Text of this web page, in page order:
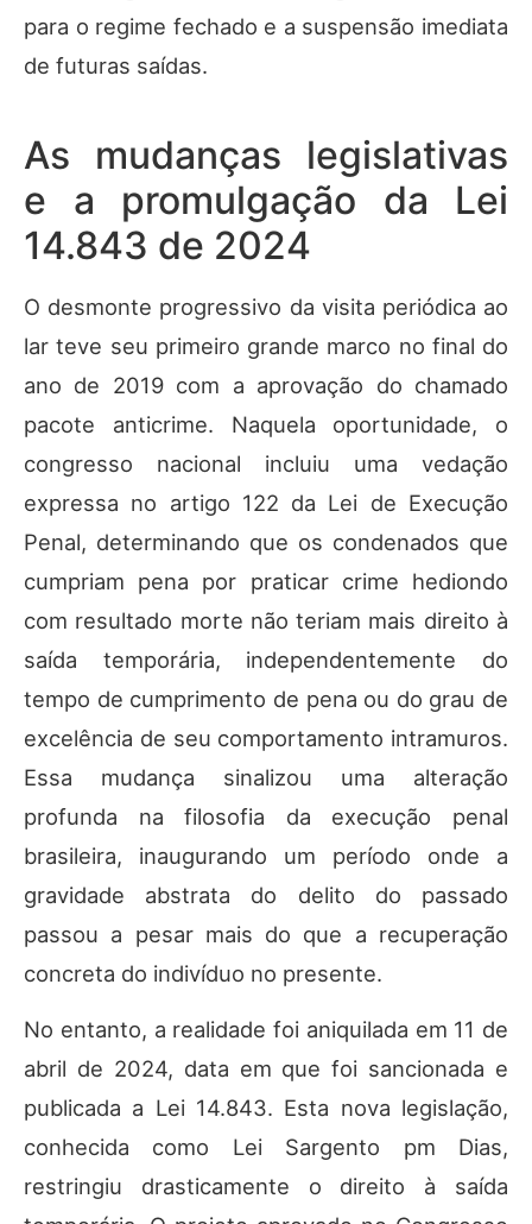
para o regime fechado e a suspensão imediata
de futuras saídas.
As mudanças legislativas
e a promulgação da Lei
14.843 de 2024
O desmonte progressivo da visita periódica ao
lar teve seu primeiro grande marco no final do
ano de 2019 com a aprovação do chamado
pacote anticrime. Naquela oportunidade, o
congresso nacional incluiu uma vedação
expressa no artigo 122 da Lei de Execução
Penal, determinando que os condenados que
cumpriam pena por praticar crime hediondo
com resultado morte não teriam mais direito à
saída temporária, independentemente do
tempo de cumprimento de pena ou do grau de
excelência de seu comportamento intramuros.
Essa mudança sinalizou uma alteração
profunda na filosofia da execução penal
brasileira, inaugurando um período onde a
gravidade abstrata do delito do passado
passou a pesar mais do que a recuperação
concreta do indivíduo no presente.
No entanto, a realidade foi aniquilada em 11 de
abril de 2024, data em que foi sancionada e
publicada a Lei 14.843. Esta nova legislação,
conhecida como Lei Sargento pm Dias,
restringiu drasticamente o direito à saída